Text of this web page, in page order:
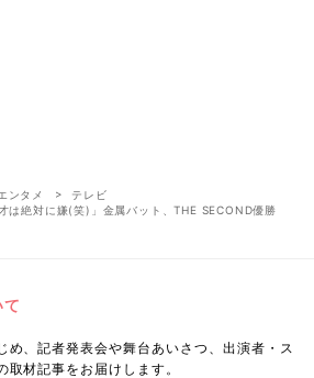
ンタメ
テレビ
は絶対に嫌(笑)」金属バット、THE SECOND優勝
め、記者発表会や舞台あいさつ、出演者・ス
材記事をお届けします。